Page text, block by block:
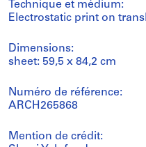
Technique et médium:
Electrostatic print on
Dimensions:
sheet: 59,5 x 84,2 cm
Numéro de référence:
ARCH265868
Mention de crédit: